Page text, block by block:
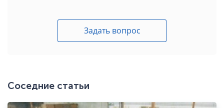
Задать вопрос
Соседние статьи